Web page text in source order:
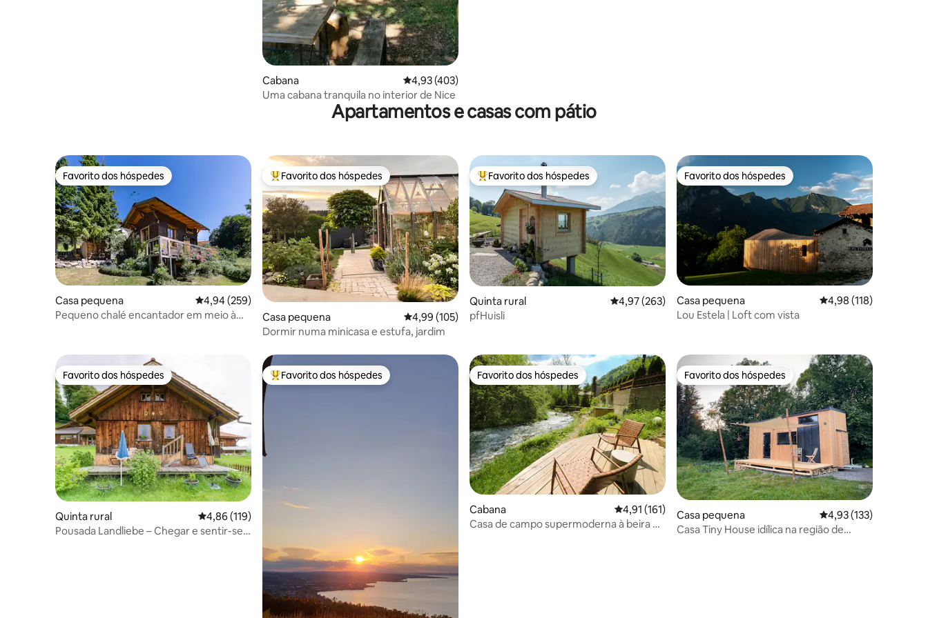
Cabana Classificação média de 4,93 em 5 estrelas, 403avaliações
4,93 (403)
Uma cabana tranquila no interior de Nice
Apartamentos e casas com pátio
Favorito dos hóspedes
Favorito dos hóspedes
Casa pequena Classificação média de 4,94 em 5 estrelas, 259avaliações
4,94 (259)
Pequeno chalé encantador em meio à
Favoritos dos hóspedes mais apreciados
Favorito dos hóspedes
Casa pequena Classificação média de 4,99 em 5 estrelas, 105avaliações
4,99 (105)
Dormir numa minicasa e estufa, jardim
Favoritos dos hóspedes mais apreciados
Favorito dos hóspedes
Quinta rural Classificação média de 4,97 em 5 estrelas, 263avaliações
4,97 (263)
pfHuisli
Favorito dos hóspedes
Favorito dos hóspedes
Casa pequena Classificação média
4,98 (118)
Lou Estela | Loft com vista
Favorito dos hóspedes
Favorito dos hóspedes
Quinta rural Classificação média de 4,86 em 5 estrelas, 119avaliações
4,86 (119)
Pousada Landliebe – Chegar e sentir-se
Favoritos dos hóspedes mais apreciados
Favorito dos hóspedes Favorito dos hóspedes
Favorito dos hóspedes
Cabana Classificação média de 4,91 em 5 estrelas, 161avaliações
4,91 (161)
Casa de campo supermoderna à beira do
Favorito dos hóspedes
Favorito dos hóspedes
Casa pequena Classificação média
4,93 (133)
Casa Tiny House idílica na região de